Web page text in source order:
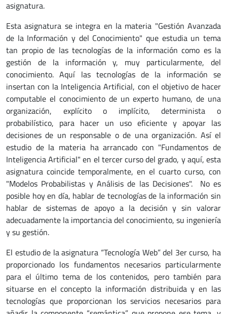
asignatura.
Esta asignatura se integra en la materia "Gestión Avanzada
de la Información y del Conocimiento" que estudia un tema
tan propio de las tecnologías de la información como es la
gestión de la información y, muy particularmente, del
conocimiento. Aquí las tecnologías de la información se
insertan con la Inteligencia Artificial, con el objetivo de hacer
computable el conocimiento de un experto humano, de una
organización, explícito o implícito, determinista o
probabilístico, para hacer un uso eficiente y apoyar las
decisiones de un responsable o de una organización. Así el
estudio de la materia ha arrancado con "Fundamentos de
Inteligencia Artificial" en el tercer curso del grado, y aquí, esta
asignatura coincide temporalmente, en el cuarto curso, con
"Modelos Probabilistas y Análisis de las Decisiones". No es
posible hoy en día, hablar de tecnologías de la información sin
hablar de sistemas de apoyo a la decisión y sin valorar
adecuadamente la importancia del conocimiento, su ingeniería
y su gestión.
El estudio de la asignatura “Tecnología Web” del 3er curso, ha
proporcionado los fundamentos necesarios particularmente
para el último tema de los contenidos, pero también para
situarse en el concepto la información distribuida y en las
tecnologías que proporcionan los servicios necesarios para